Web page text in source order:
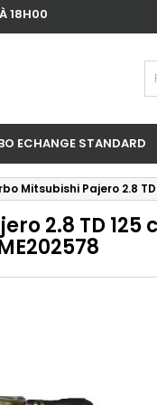
18H00
ECHANGE STANDARD
Mitsubishi Pajero 2.8
2.8 TD 125